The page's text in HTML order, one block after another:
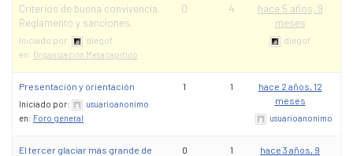
Criterios de buena convivencia.
Reglamento y sanciones.
Iniciado por:
diegof
en: Organización Metacapítulo
0 4
hace 5 años, 9
meses
diegof
Presentación y orientación
Iniciado por:
usuarioanonimo
en: Foro general
1 1
hace 2 años, 12
meses
usuarioanonimo
El tercer glaciar más grande de
0 1
hace 3 años, 9